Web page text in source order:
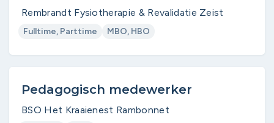
Rembrandt Fysiotherapie & Revalidatie Zeist
Fulltime, Parttime MBO, HBO
Pedagogisch medewerker ​
BSO Het Kraaienest Rambonnet